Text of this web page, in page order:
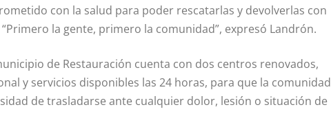
con la salud para poder rescatarlas y devolverlas con
la gente, primero la comunidad”, expresó Landrón.
de Restauración cuenta con dos centros renovados,
y servicios disponibles las 24 horas, para que la comunidad
de trasladarse ante cualquier dolor, lesión o situación de